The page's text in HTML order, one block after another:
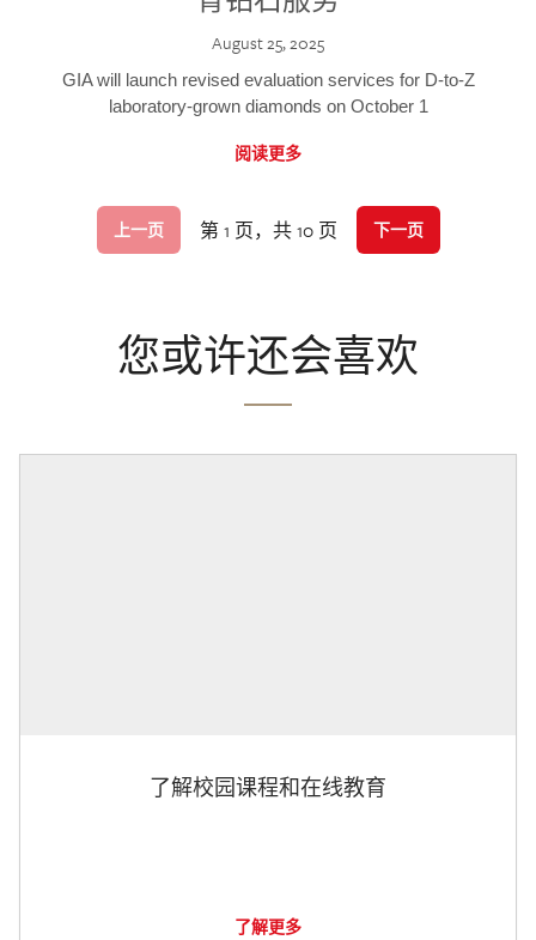
August 25, 2025
GIA will launch revised evaluation services for D-to-Z
laboratory-grown diamonds on October 1
阅读更多
上一页 第 1 页，共 10 页 下一页
您或许还会喜欢
了解校园课程和在线教育
了解更多